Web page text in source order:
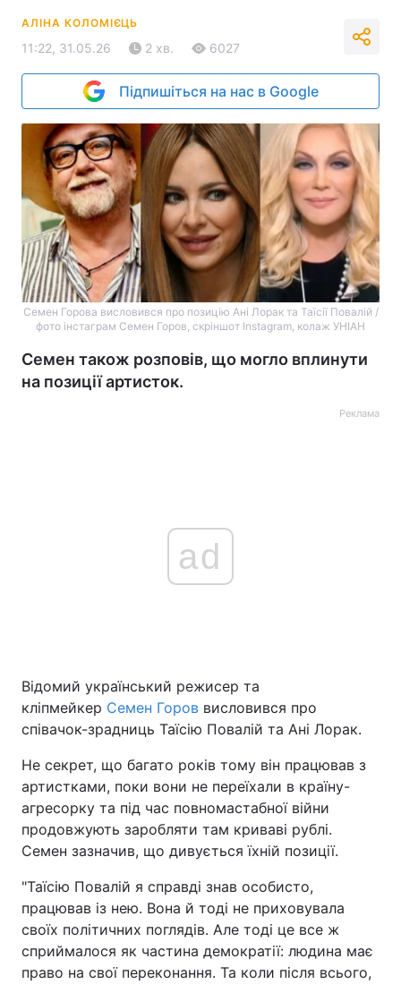
АЛІНА КОЛОМІЄЦЬ
11:22, 31.05.26 2 хв. 6027
Підпишіться на нас в Google
Семен Горова висловився про позицію Ані Лорак та Таїсії Повалій /
фото інстаграм Семен Горов, скріншот Instagram, колаж УНІАН
Семен також розповів, що могло вплинути
на позиції артисток.
Реклама
ad
Відомий український режисер та
кліпмейкер Семен Горов висловився про
співачок-зрадниць Таїсію Повалій та Ані Лорак.
Не секрет, що багато років тому він працював з
артистками, поки вони не переїхали в країну-
агресорку та під час повномастабної війни
продовжують заробляти там криваві рублі.
Семен зазначив, що дивується їхній позиції.
"Таїсію Повалій я справді знав особисто,
працював із нею. Вона й тоді не приховувала
своїх політичних поглядів. Але тоді це все ж
сприймалося як частина демократії: людина має
право на свої переконання. Та коли після всього,